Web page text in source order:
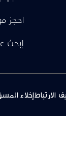
احجز
إبحث
الارتباطإخلاء